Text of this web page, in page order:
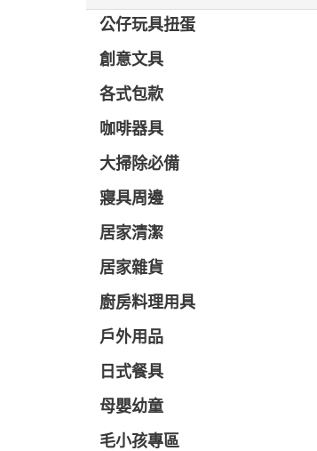
公仔玩具扭蛋
創意文具
各式包款
咖啡器具
大掃除必備
寢具周邊
居家清潔
居家雜貨
廚房料理用具
戶外用品
日式餐具
母嬰幼童
毛小孩專區